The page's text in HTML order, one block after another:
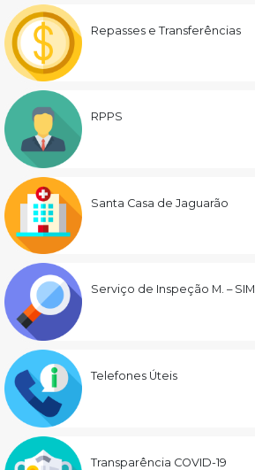
Repasses e Transferências
RPPS
Santa Casa de Jaguarão
Serviço de Inspeção M. – SIM
Telefones Úteis
Transparência COVID-19